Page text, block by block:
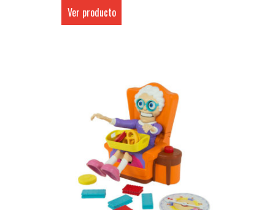
Ver producto